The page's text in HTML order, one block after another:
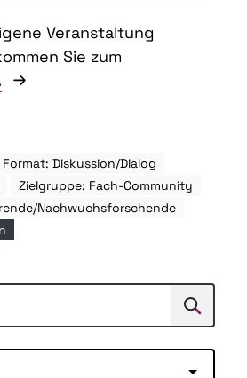
Veranstaltung
Sie zum
Format: Diskussion/Dialog
Zielgruppe: Fach-Community
Nachwuchsforschende
Suchen